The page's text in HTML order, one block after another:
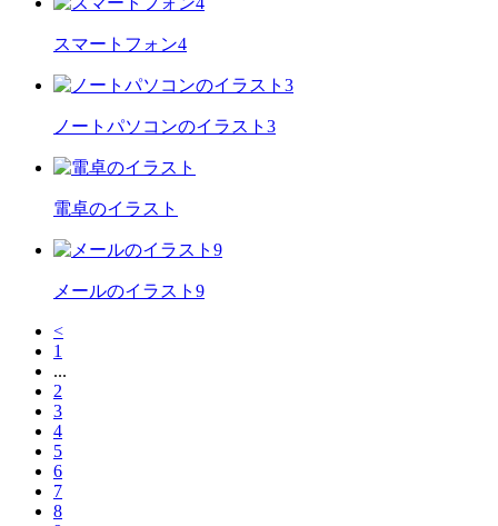
スマートフォン4
ノートパソコンのイラスト3
電卓のイラスト
メールのイラスト9
<
1
...
2
3
4
5
6
7
8